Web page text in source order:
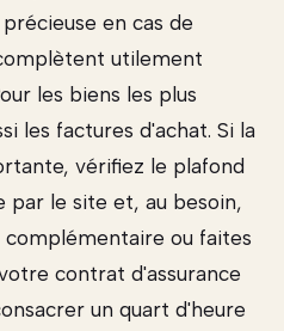
en cas de
utilement
les biens les plus
les factures d'achat. Si la
vérifiez le plafond
par le site et, au besoin,
complémentaire ou faites
contrat d'assurance
un quart d'heure